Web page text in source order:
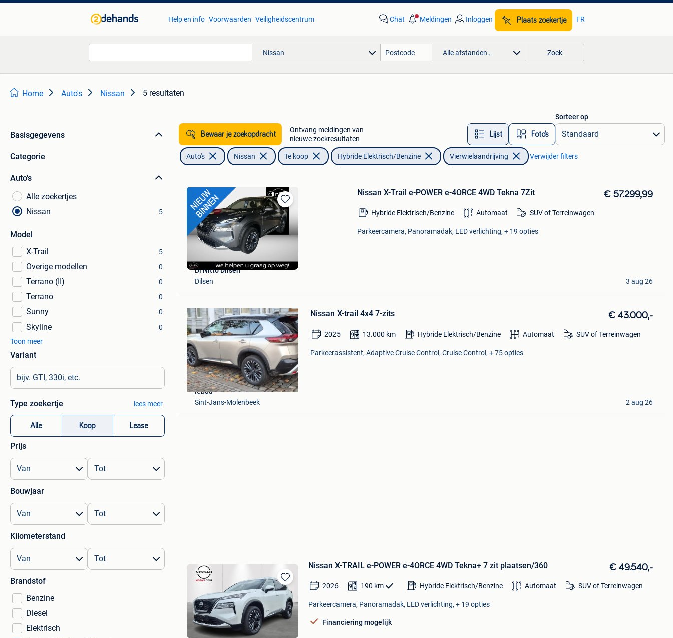
Help en info Voorwaarden Veiligheidscentrum Chat Meldingen Inloggen Plaats zoekertje FR
Nissan Alle afstanden… Zoek
Home Auto's Nissan 5 resultaten
Basisgegevens
Categorie
Auto's
Alle zoekertjes
Nissan
5
Model
X-Trail
5
Overige modellen 0
Terrano (II) 0
Terrano 0
Sunny 0
Skyline
0
Toon meer
Variant
Type zoekertje lees meer
Alle Koop Lease
Prijs
Bouwjaar
Kilometerstand
Brandstof
Benzine
Diesel
Elektrisch
Bewaar je zoekopdracht
Ontvang meldingen van
nieuwe zoekresultaten
Lijst Foto’s
Sorteer op
Auto's Nissan Te koop Hybride Elektrisch/Benzine Vierwielaandrijving Verwijder filters
Bewaren
in
Mijn
Favorieten
Nissan X-Trail e-POWER e-4ORCE 4WD Tekna 7Zit € 57.299,99
Hybride Elektrisch/Benzine Automaat SUV of Terreinwagen
Parkeercamera, Panoramadak, LED verlichting, + 19 opties
Di Nitto Dilsen
Dilsen
3 aug 26
Mijn
Nissan X-trail 4x4 7-zits € 43.000,-
2025 13.000 km Hybride Elektrisch/Benzine Automaat SUV of Terreinwagen
Parkeerassistent, Adaptive Cruise Control, Cruise Control, + 75 opties
lebda
Sint-Jans-Molenbeek
2 aug 26
Bewaren
in
Mijn
Favorieten
Nissan X-TRAIL e-POWER e-4ORCE 4WD Tekna+ 7 zit plaatsen/360 € 49.540,-
2026 190 km Hybride Elektrisch/Benzine Automaat SUV of Terreinwagen
Parkeercamera, Panoramadak, LED verlichting, + 19 opties
Financiering mogelijk